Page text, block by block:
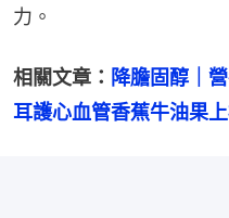
力。
相關文章： 降膽固醇｜
耳護心血管香蕉牛油果